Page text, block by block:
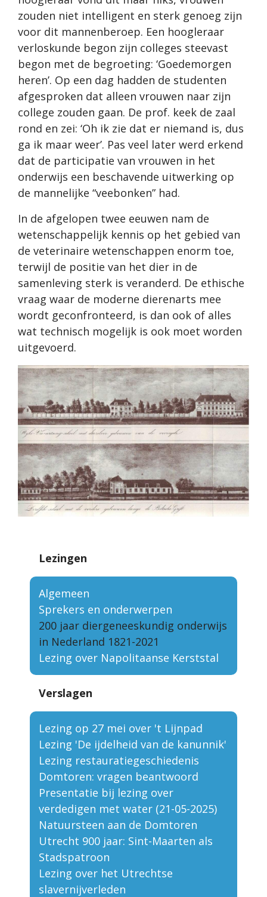
zouden niet intelligent en sterk genoeg zijn
voor dit mannenberoep. Een hoogleraar
verloskunde begon zijn colleges steevast
begon met de begroeting: ‘Goedemorgen
heren’. Op een dag hadden de studenten
afgesproken dat alleen vrouwen naar zijn
college zouden gaan. De prof. keek de zaal
rond en zei: ‘Oh ik zie dat er niemand is, dus
ga ik maar weer’. Pas veel later werd erkend
dat de participatie van vrouwen in het
onderwijs een beschavende uitwerking op
de mannelijke “veebonken” had.
In de afgelopen twee eeuwen nam de
wetenschappelijk kennis op het gebied van
de veterinaire wetenschappen enorm toe,
terwijl de positie van het dier in de
samenleving sterk is veranderd. De ethische
vraag waar de moderne dierenarts mee
wordt geconfronteerd, is dan ook of alles
wat technisch mogelijk is ook moet worden
uitgevoerd.
Lezingen
Algemeen
Sprekers en onderwerpen
200 jaar diergeneeskundig onderwijs
in Nederland 1821-2021
Lezing over Napolitaanse Kerststal
Verslagen
Lezing op 27 mei over 't Lijnpad
Lezing 'De ijdelheid van de kanunnik'
Lezing restauratiegeschiedenis
Domtoren: vragen beantwoord
Presentatie bij lezing over
verdedigen met water (21-05-2025)
Natuursteen aan de Domtoren
Utrecht 900 jaar: Sint-Maarten als
Stadspatroon
Lezing over het Utrechtse
slavernijverleden